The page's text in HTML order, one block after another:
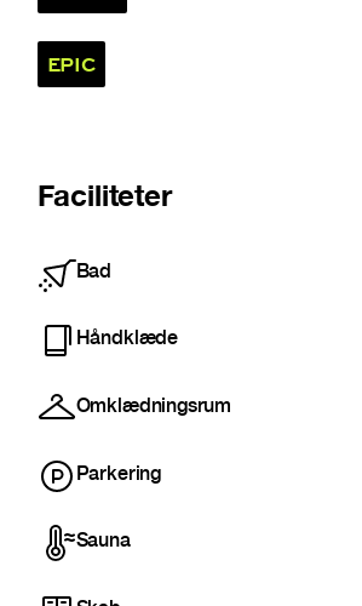
EPIC
Faciliteter
Bad
Håndklæde
Omklædningsrum
Parkering
Sauna